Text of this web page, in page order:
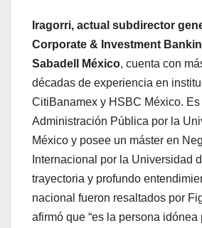
Iragorri, actual subdirector
Corporate & Investment
Sabadell México, cuenta con
décadas de experiencia en
CitiBanamex y HSBC México.
Administración Pública por la
México y posee un máster en
Internacional por la Universidad
trayectoria y profundo
nacional fueron resaltados por
afirmó que “es la persona idónea